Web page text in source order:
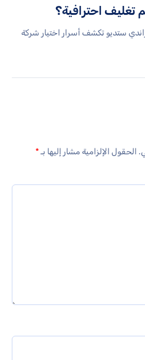
تغليف احترافية؟
ستديو تكشف أسرار اختيار شركة
الحقول الإلزامية مشار إليها بـ*